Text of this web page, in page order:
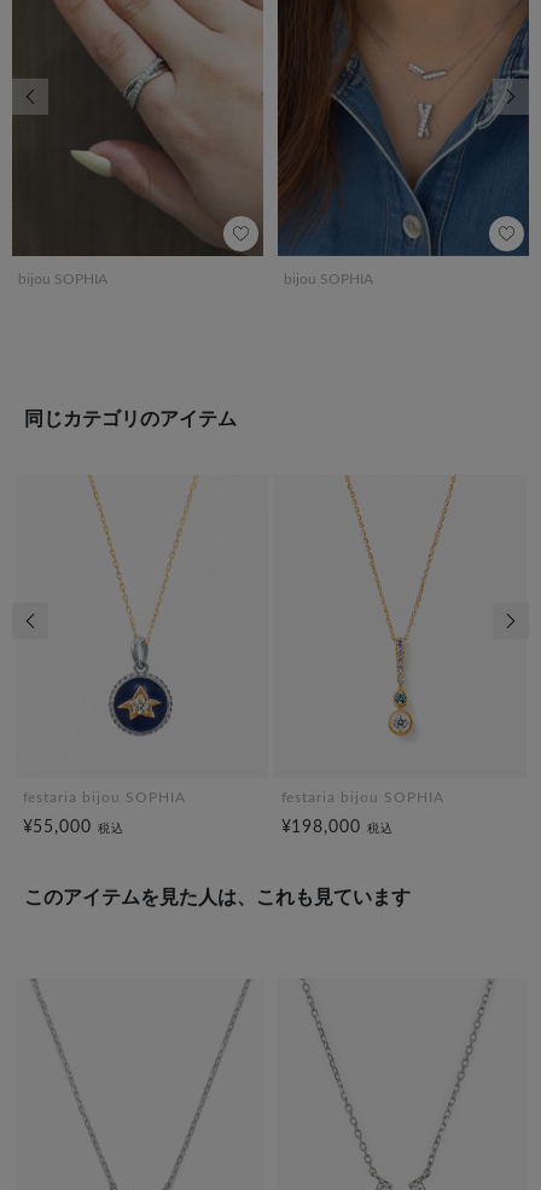
bijou SOPHIA bijou SOPHIA
前の画像 次
同じカテゴリのアイテム
festaria bijou SOPHIA
¥55,000税込
festaria bijou SOPHIA
¥198,000税込
前の画像
このアイテムを見た人は、これも見ています